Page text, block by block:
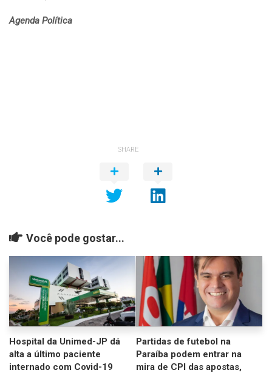
Agenda Política
SHARE
Você pode gostar...
Hospital da Unimed-JP dá
alta a último paciente
internado com Covid-19
Partidas de futebol na
Paraíba podem entrar na
mira de CPI das apostas,